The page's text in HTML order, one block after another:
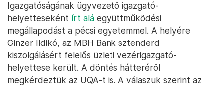
Igazgatóságának ügyvezető igazgató-
helyetteseként írt alá együttműködési
megállapodást a pécsi egyetemmel. A helyére
Ginzer Ildikó, az MBH Bank sztenderd
kiszolgálásért felelős üzleti vezérigazgató-
helyettese került. A döntés hátteréről
megkérdeztük az UQA-t is. A válaszuk szerint az